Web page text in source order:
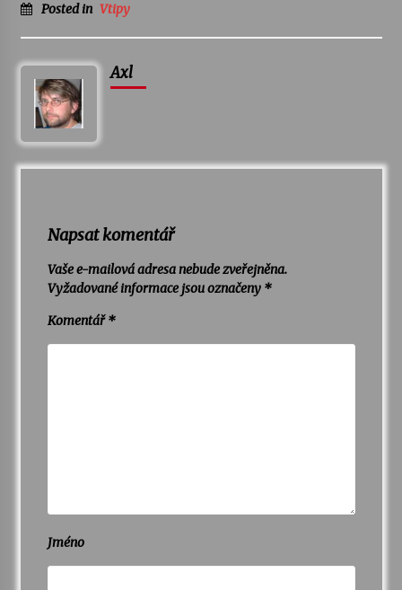
Posted in Vtipy
Axl
Napsat komentář
Vaše e-mailová adresa nebude zveřejněna.
Vyžadované informace jsou označeny *
Komentář*
Jméno